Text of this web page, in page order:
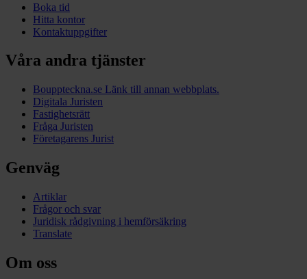
Boka tid
Hitta kontor
Kontaktuppgifter
Våra andra tjänster
Bouppteckna.se Länk till annan webbplats.
Digitala Juristen
Fastighetsrätt
Fråga Juristen
Företagarens Jurist
Genväg
Artiklar
Frågor och svar
Juridisk rådgivning i hemförsäkring
Translate
Om oss